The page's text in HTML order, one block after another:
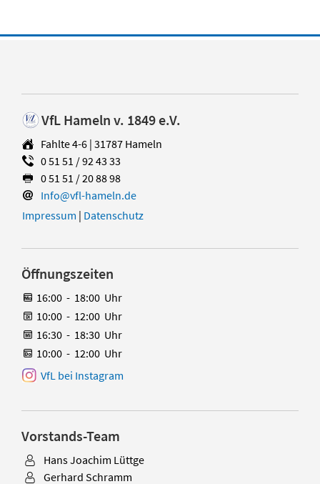
VfL Hameln v. 1849 e.V.
Fahlte 4-6 | 31787 Hameln
0 51 51 / 92 43 33
0 51 51 / 20 88 98
Info@vfl-hameln.de
Impressum | Datenschutz
Öffnungszeiten
16:00 - 18:00 Uhr
10:00 - 12:00 Uhr
16:30 - 18:30 Uhr
10:00 - 12:00 Uhr
VfL bei Instagram
Vorstands-Team
Hans Joachim Lüttge
Gerhard Schramm